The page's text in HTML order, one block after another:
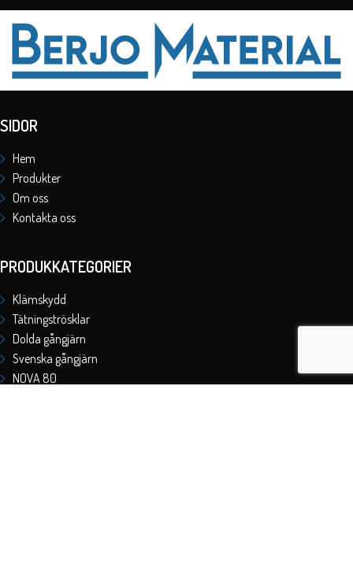
SIDOR
Hem
Produkter
Om oss
Kontakta oss
PRODUKKATEGORIER
Klämskydd
Tätningströsklar
Dolda gångjärn
Svenska gångjärn
NOVA 80